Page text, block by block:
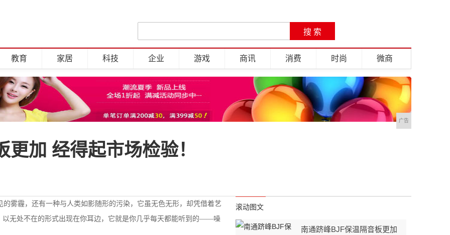
教育 家居 科技 企业 游戏 商讯 消费 时尚 微商
广告
加 经得起市场检验！
雾霾，还有一种与人类如影随形的污染，它虽无色无形，却凭借着艺
无处不在的形式出现在你耳边，它就是你几乎每天都能听到的——噪
滚动图文
南通跻峰BJF保温隔音板更加